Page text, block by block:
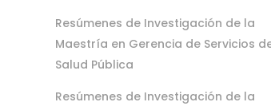
Resúmenes de Investigación de la
Maestría en Gerencia de Servicios
Salud Pública
Resúmenes de Investigación de la